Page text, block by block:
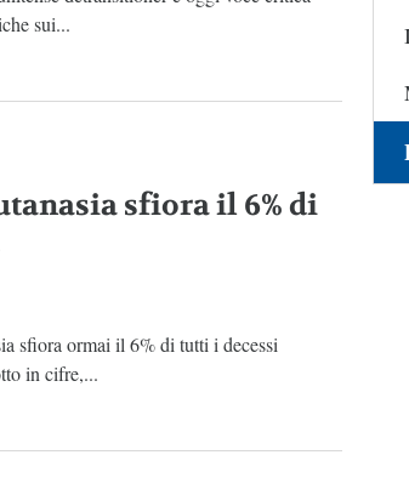
sui...
sfiora il 6% di
sfiora ormai il 6% di tutti i decessi
in cifre,...